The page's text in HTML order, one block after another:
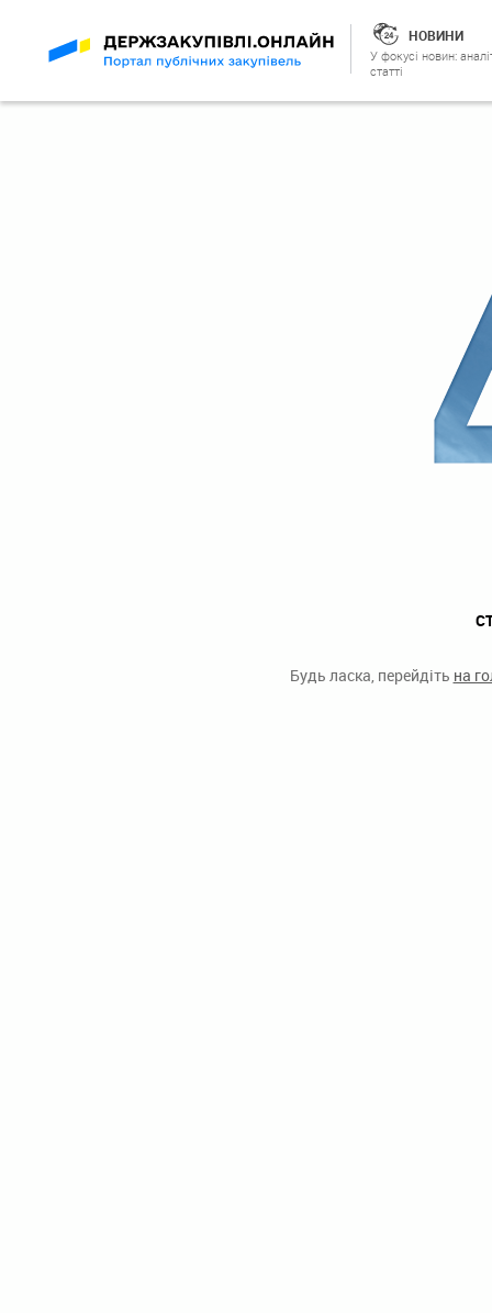
НОВИНИ
У фокусі новин:
статті
Будь ласка, перейдіть на